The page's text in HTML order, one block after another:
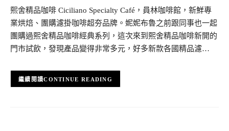
熙舍精品咖啡 Ciciliano Specialty Café，員林咖啡館，新鮮專
業烘焙、團購濾掛咖啡超夯品牌。妮妮布魯之前跟同事也一起
團購過熙舍精品咖啡經典系列，這次來到熙舍精品咖啡新開的
門市試飲，發現產品變得非常多元，好多新款各國精品濾…
CONTINUE READING